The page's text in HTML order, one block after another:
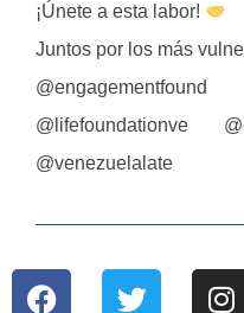
¡Únete a esta labor!
Juntos por los más
@lifefoundationve
@venezuelalate